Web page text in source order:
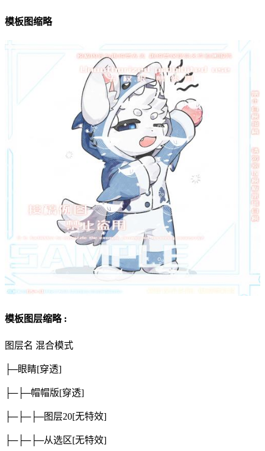
模板图缩略
模板图层缩略 :
图层名 混合模式
├─眼睛[穿透]
├─├─帽帽版[穿透]
├─├─├─图层20[无特效]
├─├─├─从选区 [无特效]